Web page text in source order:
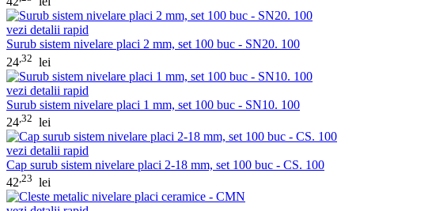
vezi detalii rapid
Surub sistem nivelare placi 2 mm, set 100 buc - SN20. 100
24 ,32 lei
vezi detalii rapid
Surub sistem nivelare placi 1 mm, set 100 buc - SN10. 100
24 ,32 lei
vezi detalii rapid
Cap surub sistem nivelare placi 2-18 mm, set 100 buc - CS. 100
42 ,23 lei